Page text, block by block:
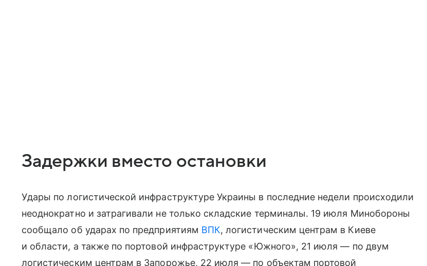
Задержки вместо остановки
Удары по логистической инфраструктуре Украины в последние недели происходили
неоднократно и затрагивали не только складские терминалы. 19 июля Минобороны
сообщало об ударах по предприятиям ВПК, логистическим центрам в Киеве
и области, а также по портовой инфраструктуре «Южного», 21 июля — по двум
логистическим центрам в Запорожье, 22 июля — по объектам портовой